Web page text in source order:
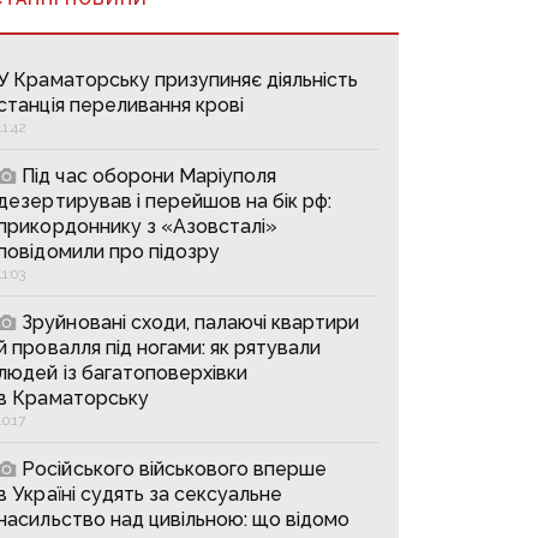
Краматорську призупиняє діяльність
переливання крові
Під час оборони Маріуполя
і перейшов на бік рф:
з «Азовсталі»
про підозру
Зруйновані сходи, палаючі квартири
провалля під ногами: як рятували
із багатоповерхівки
Краматорську
Російського військового вперше
Україні судять за сексуальне
над цивільною: що відомо